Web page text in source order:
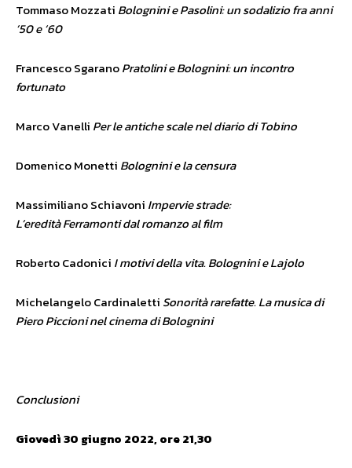
Tommaso Mozzati Bolognini e Pasolini: un sodalizio fra anni
’50 e ‘60
Francesco SgaranoPratolini e Bolognini: un incontro
fortunato
Marco Vanelli Per le antiche scale nel diario di Tobino
Domenico Monetti Bolognini e la censura
Massimiliano Schiavoni Impervie strade:
L’eredità Ferramonti dal romanzo al film
Roberto Cadonici I motivi della vita. Bolognini e Lajolo
Michelangelo Cardinaletti Sonorità rarefatte. La musica di
Piero Piccioni nel cinema di Bolognini
Conclusioni
Giovedì 30 giugno 2022, ore 21,30